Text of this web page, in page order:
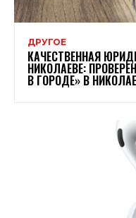
ДРУГОЕ
КАЧЕСТВЕННАЯ
НИКОЛАЕВЕ:
В ГОРОДЕ» В